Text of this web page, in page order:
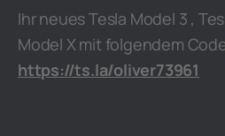
Ihr neues Tesla Model 3 ,
Model X mit folgendem
https://ts.la/oliver73961